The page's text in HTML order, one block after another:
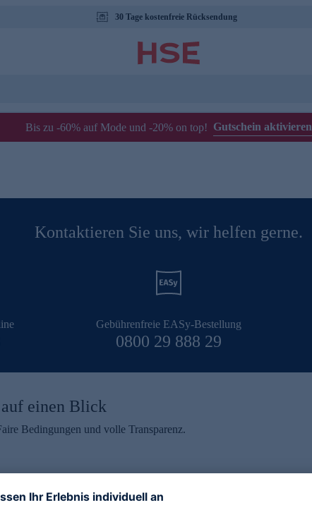
30 Tage kostenfreie Rücksendung
Bis zu -60% auf Mode und -20% on top! Gutschein aktivieren
Kontaktieren Sie uns, wir helfen gerne.
Gebührenfreie EASy-Bestellung
0800 29 888 29
einen Blick
Bedingungen und volle Transparenz.